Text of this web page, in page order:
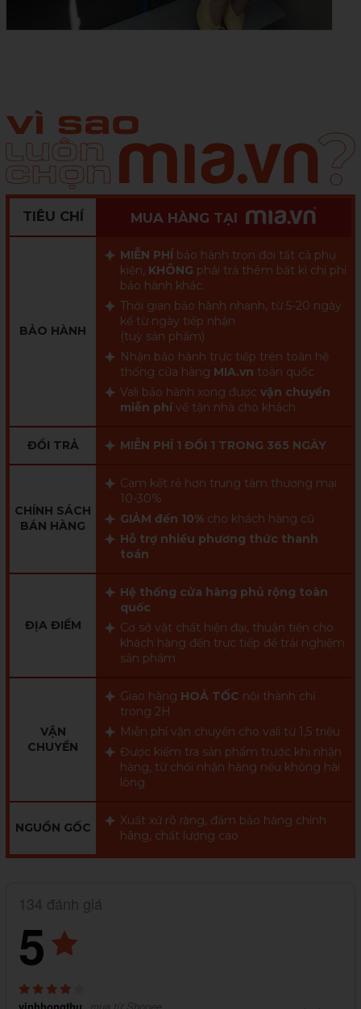
TIÊU CHÍ MUA HÀNG TẠI
BẢO HÀNH
MIỄN PHÍ bảo hành trọn đời tất cả phụ
kiện, KHÔNG phải trả thêm bất kì chi phí
bảo hành khác.
Thời gian bảo hành nhanh, từ 5-20 ngày
kể từ ngày tiếp nhận
(tuỳ sản phẩm)
Nhận bảo hành trực tiếp trên toàn hệ
thống cửa hàng MIA.vn toàn quốc
Vali bảo hành xong được vận chuyển
miễn phí về tận nhà cho khách
ĐỔI TRẢ MIỄN PHÍ 1 ĐỔI 1 TRONG 365 NGÀY
CHÍNH SÁCH
BÁN HÀNG
Cam kết rẻ hơn trung tâm thương mại
10-30%
GIẢM đến 10% cho khách hàng cũ
Hỗ trợ nhiều phương thức thanh
toán
ĐỊA ĐIỂM
Hệ thống cửa hàng phủ rộng toàn
quốc
Cơ sở vật chất hiện đại, thuận tiện cho
khách hàng đến trực tiếp để trải nghiệm
sản phẩm
VẬN
CHUYỂN
Giao hàng HOẢ TỐC nội thành chỉ
trong 2H
Miễn phí vận chuyển cho vali từ 1,5 triệu
Được kiểm tra sản phẩm trước khi nhận
hàng, từ chối nhận hàng nếu không hài
lòng
NGUỒN GỐC
Xuất xứ rõ ràng, đảm bảo hàng chính
hãng, chất lượng cao
134 đánh giá
5